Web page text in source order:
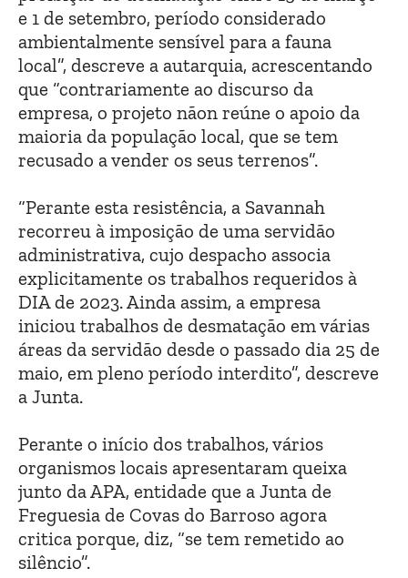
e 1 de setembro, período considerado
ambientalmente sensível para a fauna
local”, descreve a autarquia, acrescentando
que “contrariamente ao discurso da
empresa, o projeto nãon reúne o apoio da
maioria da população local, que se tem
recusado a vender os seus terrenos”.
“Perante esta resistência, a Savannah
recorreu à imposição de uma servidão
administrativa, cujo despacho associa
explicitamente os trabalhos requeridos à
DIA de 2023. Ainda assim, a empresa
iniciou trabalhos de desmatação em várias
áreas da servidão desde o passado dia 25 de
maio, em pleno período interdito”, descreve
a Junta.
Perante o início dos trabalhos, vários
organismos locais apresentaram queixa
junto da APA, entidade que a Junta de
Freguesia de Covas do Barroso agora
critica porque, diz, “se tem remetido ao
silêncio”.